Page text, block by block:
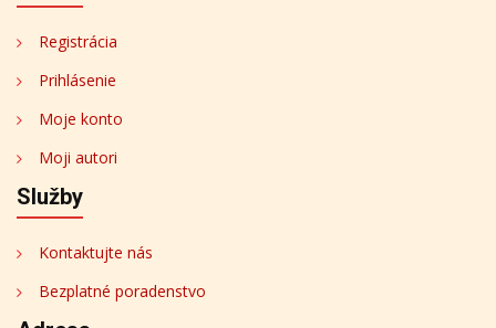
Registrácia
Prihlásenie
Moje konto
Moji autori
Služby
Kontaktujte nás
Bezplatné poradenstvo